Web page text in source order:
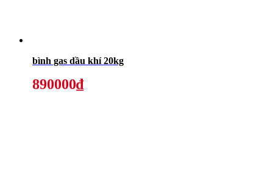
bình gas dầu khí 20kg
890000₫